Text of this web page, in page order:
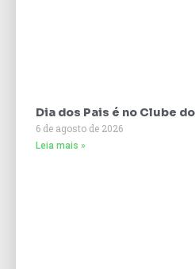
Dia dos Pais é no Clube
6 de agosto de 2026
Leia mais »